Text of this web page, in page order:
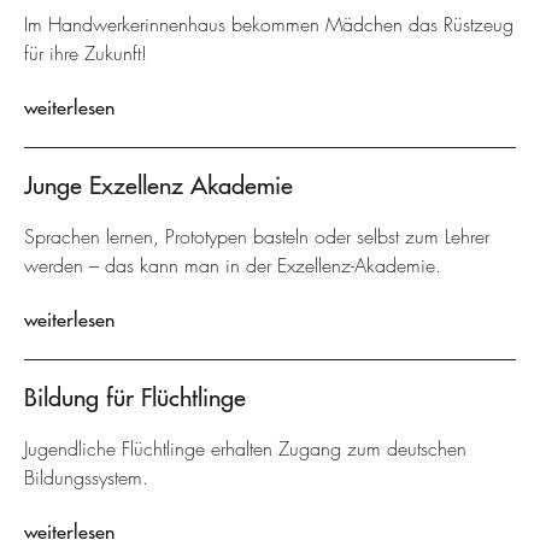
Im Handwerkerinnenhaus bekommen Mädchen das Rüstzeug
für ihre Zukunft!
weiterlesen
Junge Exzellenz Akademie
Sprachen lernen, Prototypen basteln oder selbst zum Lehrer
werden – das kann man in der Exzellenz-Akademie.
weiterlesen
Bildung für Flüchtlinge
Jugendliche Flüchtlinge erhalten Zugang zum deutschen
Bildungssystem.
weiterlesen